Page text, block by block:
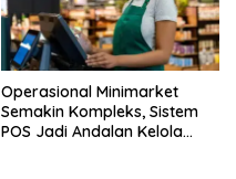
Operasional Minimarket
Semakin Kompleks, Sistem
POS Jadi Andalan Kelola